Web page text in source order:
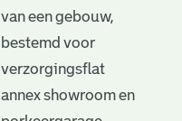
van een gebouw,
bestemd voor
verzorgingsflat
annex showroom en